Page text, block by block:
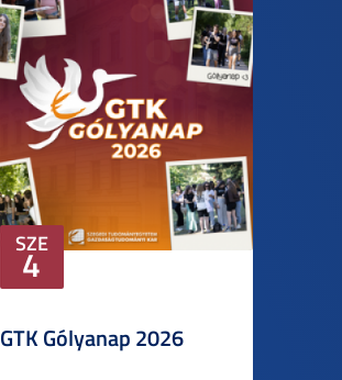
SZE
4
GTK Gólyanap 2026